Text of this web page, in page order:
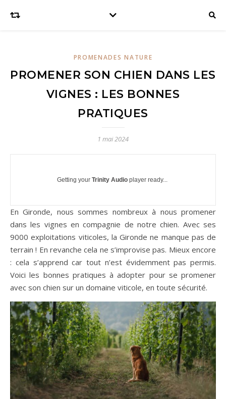
PROMENADES NATURE
PROMENER SON CHIEN DANS LES
VIGNES : LES BONNES
PRATIQUES
1 mai 2024
Getting your Trinity Audio player ready...
En Gironde, nous sommes nombreux à nous promener
dans les vignes en compagnie de notre chien. Avec ses
9000 exploitations viticoles, la Gironde ne manque pas de
terrain ! En revanche cela ne s’improvise pas. Mieux encore
: cela s’apprend car tout n’est évidemment pas permis.
Voici les bonnes pratiques à adopter pour se promener
avec son chien sur un domaine viticole, en toute sécurité.